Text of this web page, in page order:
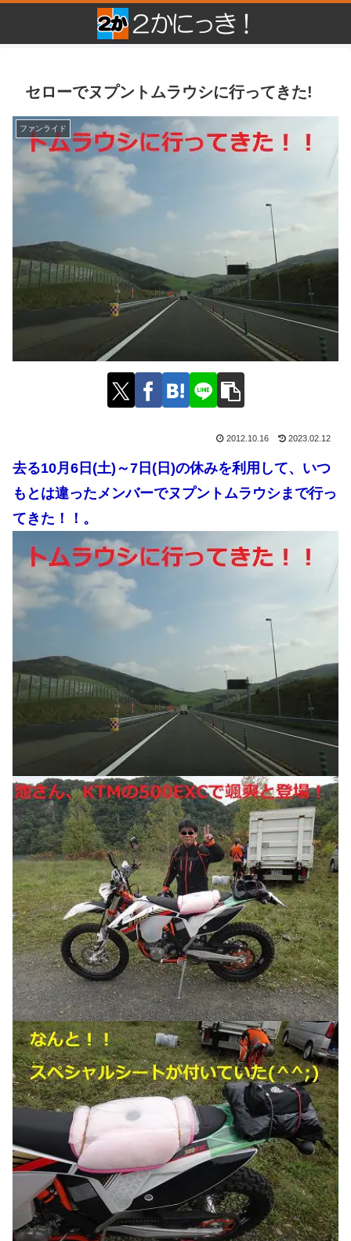
セローでヌプントムラウシに行ってきた!
ファンライド
2012.10.16 2023.02.12
去る10月6日(土)～7日(日)の休みを利用して、いつ
もとは違ったメンバーでヌプントムラウシまで行っ
てきた！！。